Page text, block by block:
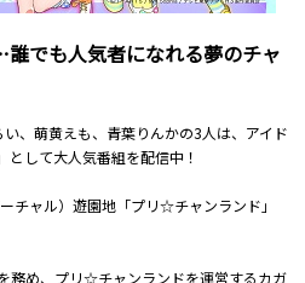
でも人気者になれる夢のチャ
、萌黄えも、青葉りんかの3人は、アイド
して大人気番組を配信中！
チャル）遊園地「プリ☆チャンランド」
務め、プリ☆チャンランドを運営するカガ